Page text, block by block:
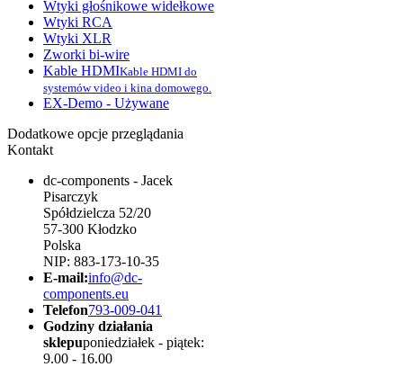
Wtyki głośnikowe widełkowe
Wtyki RCA
Wtyki XLR
Zworki bi-wire
Kable HDMIKable HDMI do
systemów video i kina domowego.
EX-Demo - Używane
Dodatkowe opcje przeglądania
Kontakt
dc-components - Jacek
Pisarczyk
Spółdzielcza 52/20
57-300 Kłodzko
Polska
NIP: 883-173-10-35
E-mail:info@dc-
components.eu
Telefon793-009-041
Godziny działania
sklepuponiedziałek - piątek:
9.00 - 16.00